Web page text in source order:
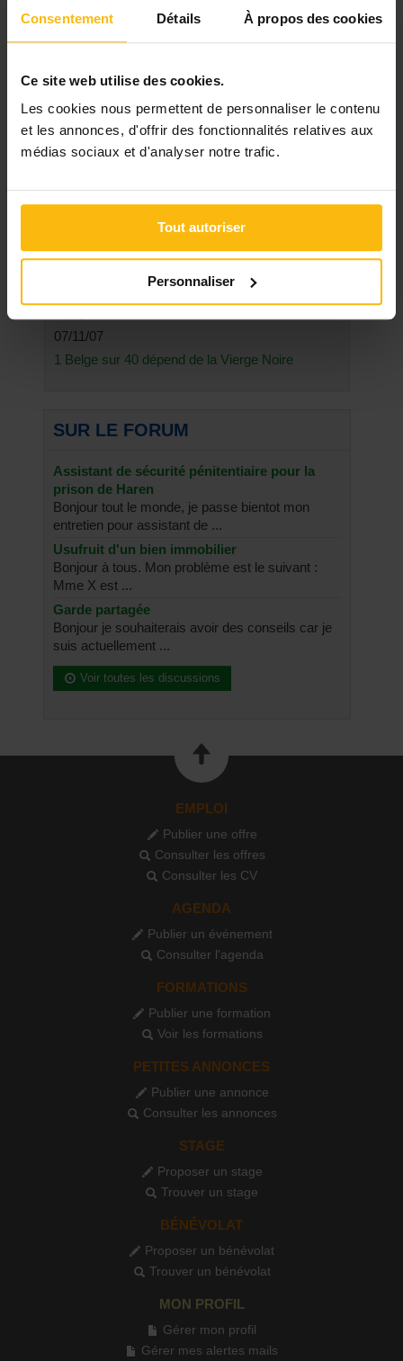
Consentement Détails À propos des cookies
Ce site web utilise des cookies.
Les cookies nous permettent de personnaliser le contenu
et les annonces, d'offrir des fonctionnalités relatives aux
médias sociaux et d'analyser notre trafic.
Tout autoriser
Personnaliser
03/04/09
Le trouble de l’attachement
18/11/25
détecter
Éducateurs, travailleurs sociaux… les oubliés de
la crise sanitaire
07/11/07
1 Belge sur 40 dépend de la Vierge Noire
SUR LE FORUM
Assistant de sécurité pénitentiaire pour la
prison de Haren
Bonjour tout le monde, je passe bientot mon
entretien pour assistant de ...
Usufruit d'un bien immobilier
Bonjour à tous. Mon problème est le suivant :
Mme X est ...
Garde partagée
Bonjour je souhaiterais avoir des conseils car je
suis actuellement ...
Voir toutes les discussions
EMPLOI
Publier une offre
Consulter les offres
Consulter les CV
AGENDA
Publier un événement
Consulter l'agenda
FORMATIONS
Publier une formation
Voir les formations
PETITES ANNONCES
Publier une annonce
Consulter les annonces
STAGE
Proposer un stage
Trouver un stage
BÉNÉVOLAT
Proposer un bénévolat
Trouver un bénévolat
MON PROFIL
Gérer mon profil
Gérer mes alertes mails